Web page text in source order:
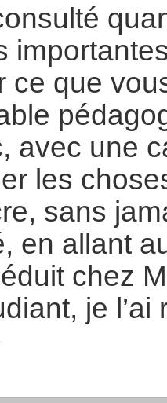
ce que
avec une
les
sans
en allant
chez
je